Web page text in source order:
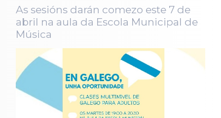
As sesións darán comezo este 7 de
abril na aula da Escola Municipal de
Música